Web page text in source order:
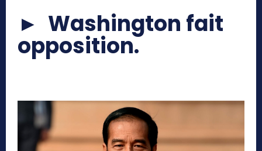
► Washington fait
opposition.